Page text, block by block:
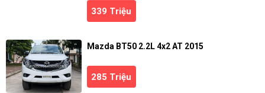
339 Triệu
Mazda BT50 2.2L 4x2 AT 2015
285 Triệu